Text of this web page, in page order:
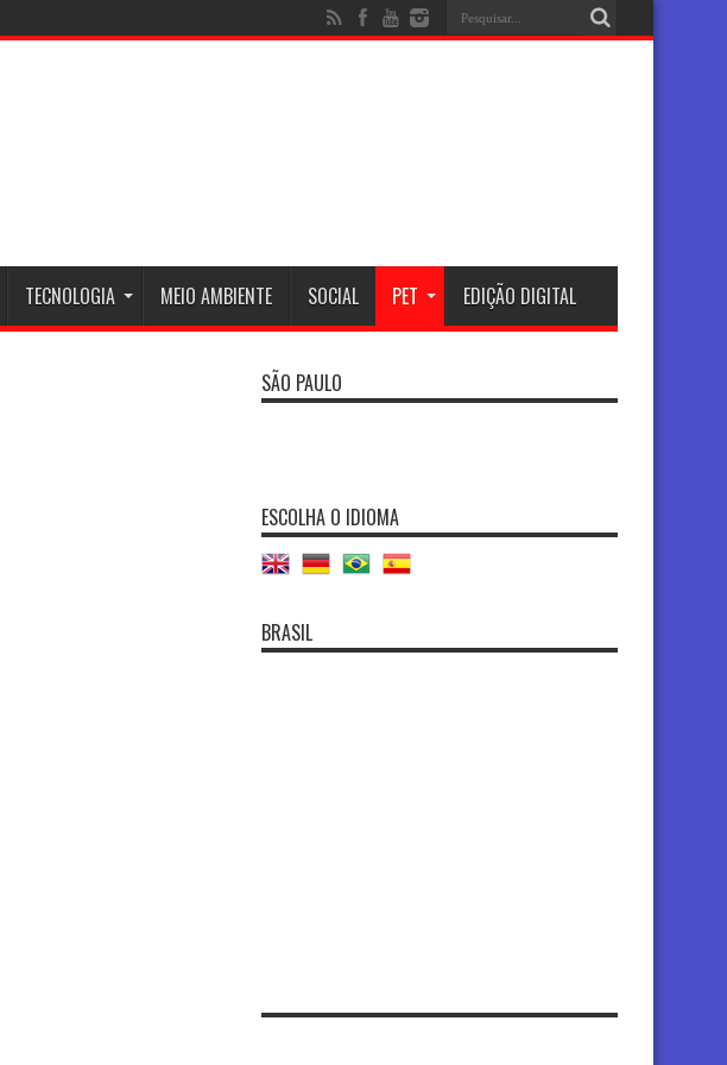
TECNOLOGIA MEIO AMBIENTE SOCIAL PET EDIÇÃO DIGITAL
SÃO PAULO
ESCOLHA O IDIOMA
BRASIL